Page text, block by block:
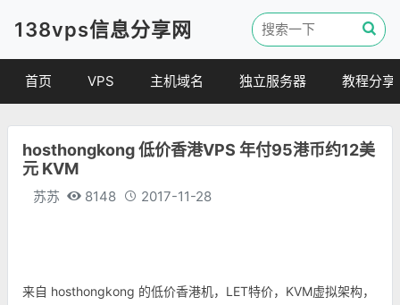
138vps信息分享网
首页 VPS
便宜VPS
主机域名
虚拟主机
独立服务器 教程分享
建站教程
hosthongkong 低价香港VPS 年付95港币约12美
元 KVM
苏苏 8148 2017-11-28
来自 hosthongkong 的低价香港机，LET特价，KVM虚拟架构，